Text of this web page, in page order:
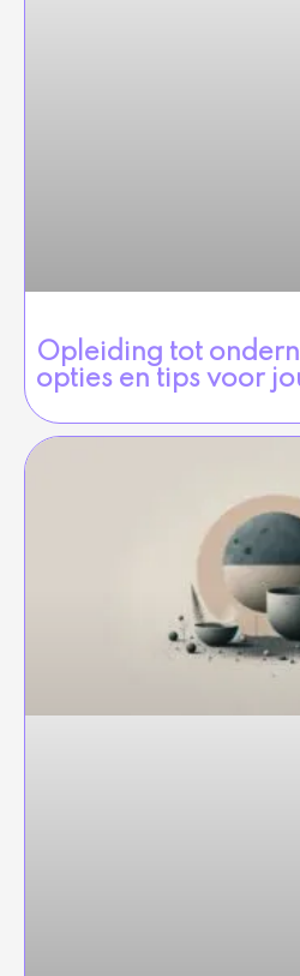
Opleiding tot
opties en tips voor